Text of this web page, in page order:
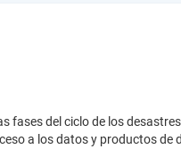
fases del ciclo de los
a los datos y productos